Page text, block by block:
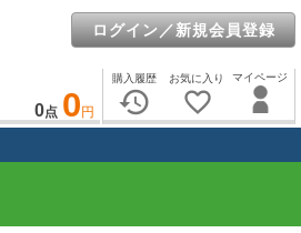
ログイン／新規会員登録
マイページ
お気に入り
favorite_border
購入履歴
history
0点 0 円